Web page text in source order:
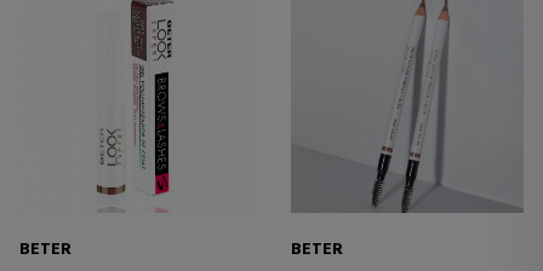
BETER
BETER